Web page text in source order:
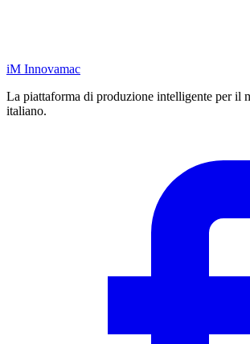
iM Innovamac
La piattaforma di produzione intelligente per il
italiano.